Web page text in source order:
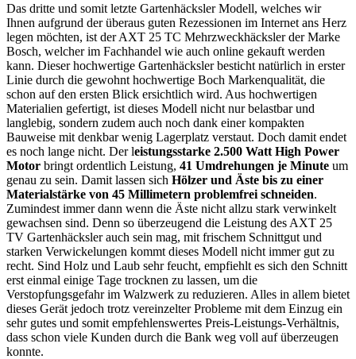
Das dritte und somit letzte Gartenhäcksler Modell, welches wir
Ihnen aufgrund der überaus guten Rezessionen im Internet ans Herz
legen möchten, ist der AXT 25 TC Mehrzweckhäcksler der Marke
Bosch, welcher im Fachhandel wie auch online gekauft werden
kann. Dieser hochwertige Gartenhäcksler besticht natürlich in erster
Linie durch die gewohnt hochwertige Boch Markenqualität, die
schon auf den ersten Blick ersichtlich wird. Aus hochwertigen
Materialien gefertigt, ist dieses Modell nicht nur belastbar und
langlebig, sondern zudem auch noch dank einer kompakten
Bauweise mit denkbar wenig Lagerplatz verstaut. Doch damit endet
es noch lange nicht. Der leistungsstarke 2.500 Watt High Power
Motor bringt ordentlich Leistung, 41 Umdrehungen je Minute um
genau zu sein. Damit lassen sich Hölzer und Äste bis zu einer
Materialstärke von 45 Millimetern problemfrei schneiden.
Zumindest immer dann wenn die Äste nicht allzu stark verwinkelt
gewachsen sind. Denn so überzeugend die Leistung des AXT 25
TV Gartenhäcksler auch sein mag, mit frischem Schnittgut und
starken Verwickelungen kommt dieses Modell nicht immer gut zu
recht. Sind Holz und Laub sehr feucht, empfiehlt es sich den Schnitt
erst einmal einige Tage trocknen zu lassen, um die
Verstopfungsgefahr im Walzwerk zu reduzieren. Alles in allem bietet
dieses Gerät jedoch trotz vereinzelter Probleme mit dem Einzug ein
sehr gutes und somit empfehlenswertes Preis-Leistungs-Verhältnis,
dass schon viele Kunden durch die Bank weg voll auf überzeugen
konnte.